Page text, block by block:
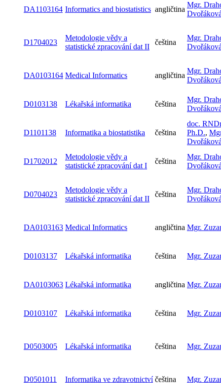
DA1103164 Informatics and biostatistics angličtina
Mgr.
D1704023
Metodologie vědy a
statistické zpracování dat II
čeština
Mgr.
DA0103164 Medical Informatics angličtina
Mgr.
D0103138 Lékařská informatika čeština
Mgr.
D1101138 Informatika a biostatistika čeština
doc.
Ph.D.,
D1702012
Metodologie vědy a
statistické zpracování dat I
čeština
Mgr.
D0704023
Metodologie vědy a
statistické zpracování dat II
čeština
Mgr.
DA0103163 Medical Informatics angličtina Mgr.
D0103137 Lékařská informatika čeština Mgr.
DA0103063 Lékařská informatika angličtina Mgr.
D0103107 Lékařská informatika čeština Mgr.
D0503005 Lékařská informatika čeština Mgr.
D0501011 Informatika ve zdravotnictví čeština Mgr.